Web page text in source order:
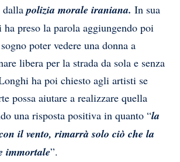
dallapolizia morale iraniana. In sua
preso la parola aggiungendo poi
poter vedere una donna a
libera per la strada da sola e senza
ha poi chiesto agli artisti se
possa aiutare a realizzare quella
una risposta positiva in quanto “la
il vento, rimarrà solo ciò che la
immortale”.